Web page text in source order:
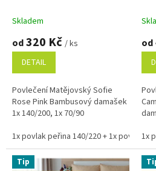
Skladem
od320 Kč / ks
DETAIL
Povlečení Matějovský Sofie
Rose Pink Bambusový damašek
1x 140/200, 1x 70/90
1x povlak peřina 140/220 + 1x povlak
od
1x
Tip